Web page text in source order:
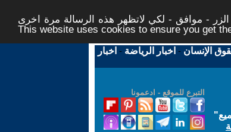
- موافق - لكي لاتظهر هذه الرسالة مرة اخرى -
This website uses cookies to ensure you get
الإنسان - اخبار الرياضة - اخبار
التبرع للموقع - ادعمونا
"